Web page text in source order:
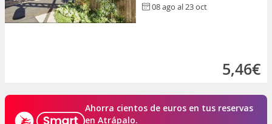
08 ago al 23 oct
5,46€
Ahorra cientos de euros en tus reservas
en Atrápalo.